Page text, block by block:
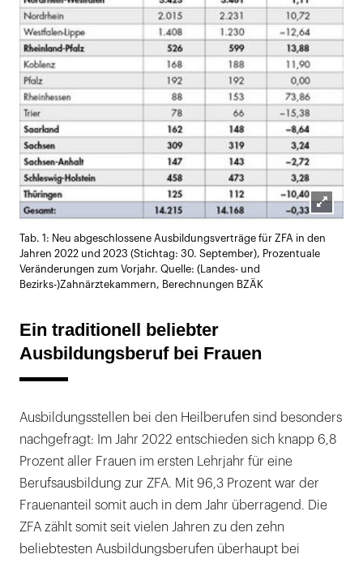
öffnen
Tab. 1: Neu abgeschlossene Ausbildungsverträge für ZFA in den
Jahren 2022 und 2023 (Stichtag: 30. September), Prozentuale
Veränderungen zum Vorjahr. Quelle: (Landes- und
Bezirks-)Zahnärztekammern, Berechnungen BZÄK
Ein traditionell beliebter
Ausbildungsberuf bei Frauen
Ausbildungsstellen bei den Heilberufen sind besonders
nachgefragt: Im Jahr 2022 entschieden sich knapp 6,8
Prozent aller Frauen im ersten Lehrjahr für eine
Berufsausbildung zur ZFA. Mit 96,3 Prozent war der
Frauenanteil somit auch in dem Jahr überragend. Die
ZFA zählt somit seit vielen Jahren zu den zehn
beliebtesten Ausbildungsberufen überhaupt bei